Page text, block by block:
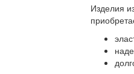
Изделия